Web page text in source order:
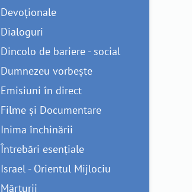
Devoționale
Dialoguri
Dincolo de bariere - social
Dumnezeu vorbește
Emisiuni în direct
Filme și Documentare
Inima închinării
Întrebări esențiale
Israel - Orientul Mijlociu
Mărturii